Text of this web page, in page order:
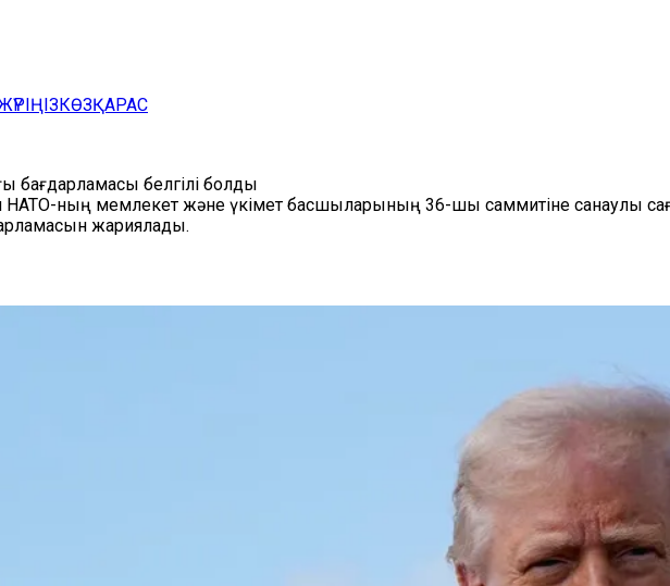
КӨЗҚАРАС
бағдарламасы белгілі болды
ның мемлекет және үкімет басшыларының 36-шы саммитіне санаулы
жариялады.